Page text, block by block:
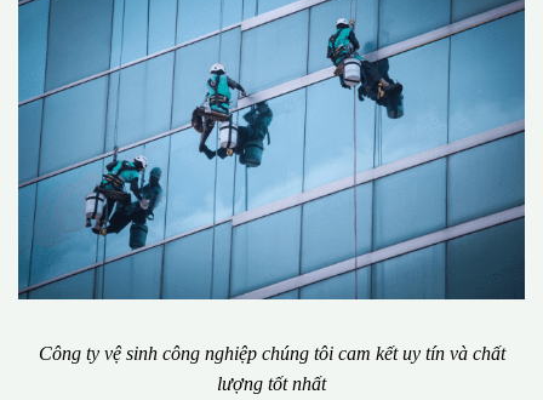
Công ty vệ sinh công nghiệp chúng tôi cam kết uy tín và chất
lượng tốt nhất